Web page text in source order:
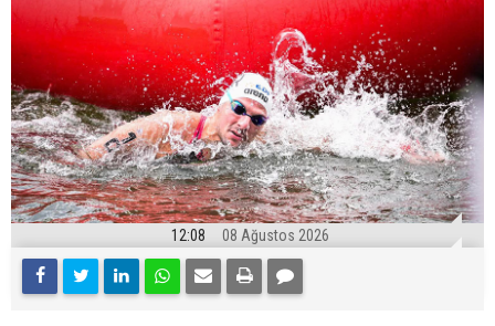
12:08 08 Ağustos 2026